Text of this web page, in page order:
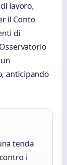
lavoro,
il Conto
di
anticipando
tenda
i